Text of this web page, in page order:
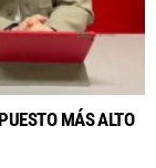
MÁS ALTO